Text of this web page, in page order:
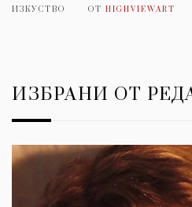
ИЗКУСТВО ОТ HIGHVIEWART
ИЗБРАНИ ОТ